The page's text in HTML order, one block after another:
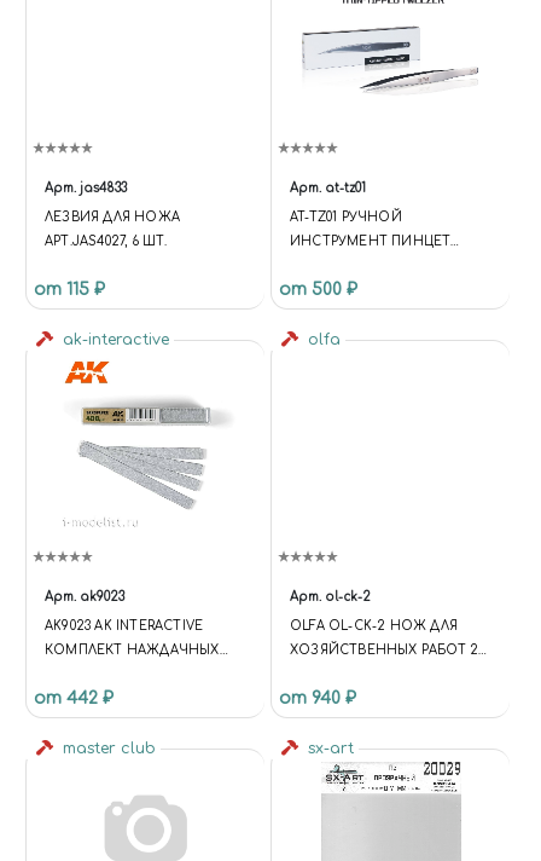
Арт. jas4833
ЛЕЗВИЯ ДЛЯ НОЖА
АРТ.JAS4027, 6 ШТ.
от 115 ₽
Арт. at-tz01
AT-TZ01 РУЧНОЙ
ИНСТРУМЕНТ ПИНЦЕТ
от 500 ₽
ak-interactive
Арт. ak9023
AK9023 AK INTERACTIVE
КОМПЛЕКТ НАЖДАЧНЫХ
(GR400)
от 442 ₽
olfa
Арт. ol-ck-2
OLFA OL-CK-2 НОЖ ДЛЯ
ХОЗЯЙСТВЕННЫХ РАБОТ 20
от 940 ₽
master club sx-art